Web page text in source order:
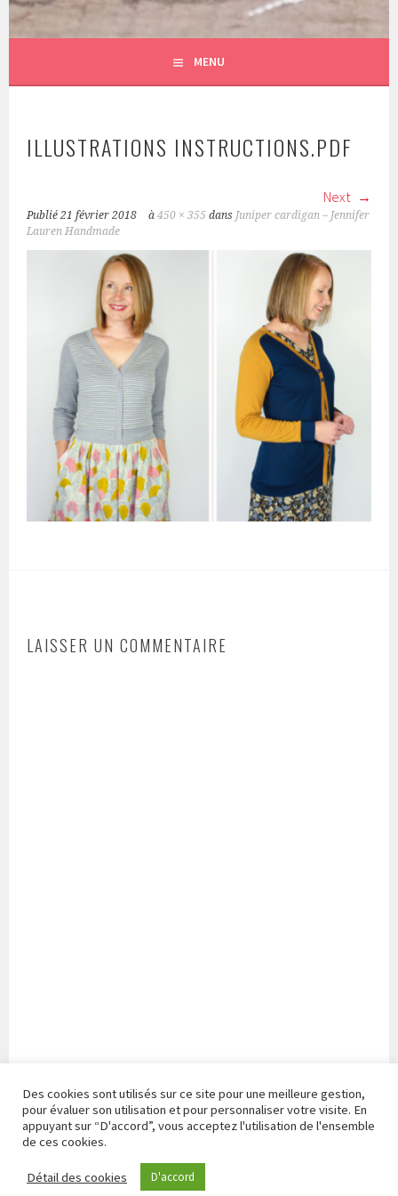
MENU
ILLUSTRATIONS INSTRUCTIONS.PDF
Next
Publié21 février 2018 à450 × 355 dans Juniper cardigan – Jennifer
Lauren Handmade
LAISSER UN COMMENTAIRE
FIÈREMENT PROPULSÉ PAR WORDPRESS
PARWORDPRESS.COM
Des cookies sont utilisés sur ce site pour une meilleure gestion,
pour évaluer son utilisation et pour personnaliser votre visite. En
appuyant sur “D'accord”, vous acceptez l'utilisation de l'ensemble
de ces cookies.
Détail des cookies D'accord